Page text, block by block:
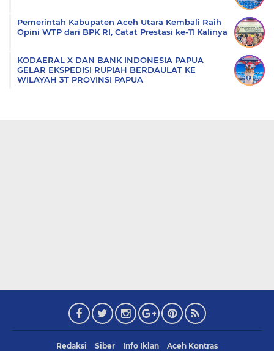
Pemerintah Kabupaten Aceh Utara Kembali Raih
Opini WTP dari BPK RI, Catat Prestasi ke-11 Kalinya
KODAERAL X DAN BANK INDONESIA PAPUA
GELAR EKSPEDISI RUPIAH BERDAULAT KE
WILAYAH 3T PROVINSI PAPUA
Redaksi Siber Info Iklan Aceh Kontras